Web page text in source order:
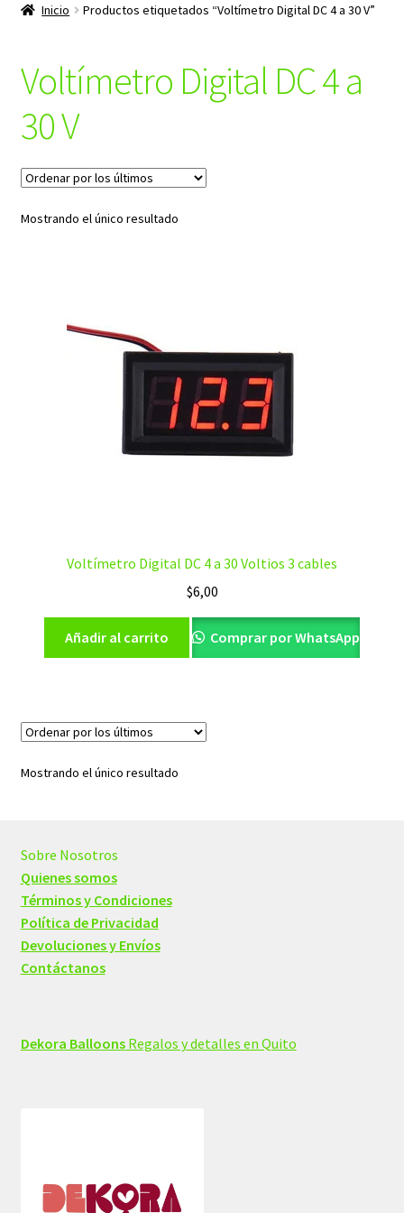
hijo
productos
Inicio Productos etiquetados “Voltímetro Digital DC 4 a 30 V”
Voltímetro Digital DC 4 a
30 V
Mostrando el único resultado
Voltímetro Digital DC 4 a 30 Voltios 3 cables
$6,00
Añadir al carrito Comprar por WhatsApp
Mostrando el único resultado
Sobre Nosotros
Quienes somos
Términos y Condiciones
Política de Privacidad
Devoluciones y Envíos
Contáctanos
Dekora BalloonsRegalos y detalles en Quito